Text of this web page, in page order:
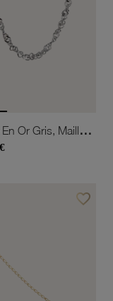
Chaîne En Or Gris, Maille Singapour
favorite_borderAjouter